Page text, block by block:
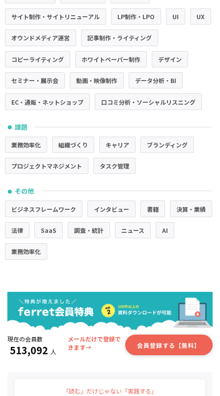
サイト制作・サイトリニューアル LP制作・LPO UI UX
オウンドメディア運営 記事制作・ライティング
コピーライティング ホワイトペーパー制作 デザイン
セミナー・展示会 動画・映像制作 データ分析・BI
EC・通販・ネットショップ 口コミ分析・ソーシャルリスニング
● 課題
業務効率化 組織づくり キャリア ブランディング
プロジェクトマネジメント タスク管理
● その他
ビジネスフレームワーク インタビュー 書籍 決算・業績
法律 SaaS 調査・統計 ニュース AI
業務効率化
現在の会員数
513,092 人
メールだけで登録で
きます→
会員登録する【無料】
「読む」だけじゃない「実践する」